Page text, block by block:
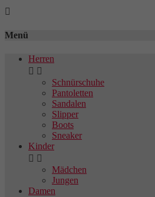

Menü
Herren
 
Schnürschuhe
Pantoletten
Sandalen
Slipper
Boots
Sneaker
Kinder
 
Mädchen
Jungen
Damen